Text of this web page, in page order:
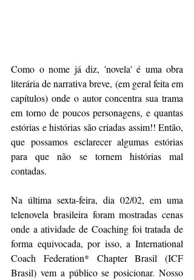
Como o nome já diz, 'novela' é uma obra
literária de narrativa breve, (em geral feita em
capítulos) onde o autor concentra sua trama
em torno de poucos personagens, e quantas
estórias e histórias são criadas assim!! Então,
que possamos esclarecer algumas estórias
para que não se tornem histórias mal
contadas.
Na última sexta-feira, dia 02/02, em uma
telenovela brasileira foram mostradas cenas
onde a atividade de Coaching foi tratada de
forma equivocada, por isso, a International
Coach Federation* Chapter Brasil (ICF
Brasil) vem a público se posicionar. Nosso